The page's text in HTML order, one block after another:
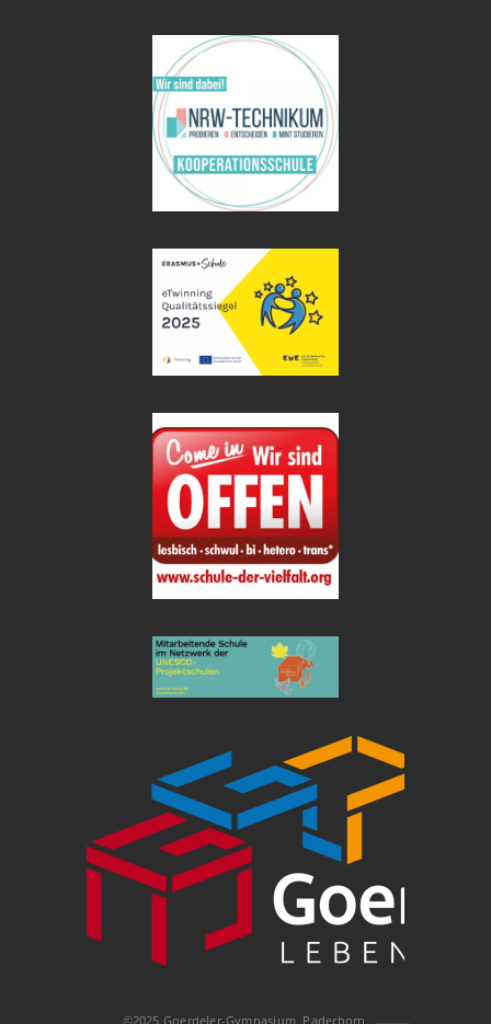
©2025 Goerdeler-Gymnasium, Paderborn